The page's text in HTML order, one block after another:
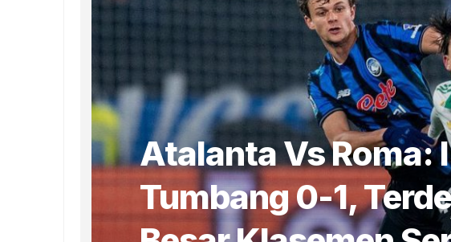
Atalanta Vs Roma:
Tumbang 0-1,